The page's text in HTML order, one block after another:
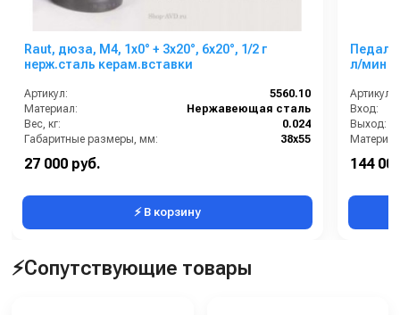
Raut, дюза, M4, 1x0° + 3x20°, 6x20°, 1/2 г
нерж.сталь керам.вставки
Артикул:
5560.10
Материал:
Нержавеющая сталь
Вес, кг:
0.024
Габаритные размеры, мм:
38x55
Сегмент:
27 000 руб.
⚡ В корзину
Педаль
Артикул:
Вход:
Выход:
В
144
⚡Сопутствующие товары